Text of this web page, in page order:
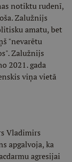
notiktu rudenī,
Zalužnijs
amatu, bet
"nevarētu
Zalužnijs
2021. gada
viņa vietā
Vladimirs
apgalvoja, ka
agresijai